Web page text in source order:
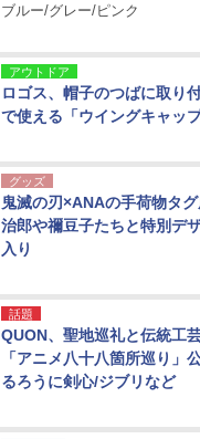
ブルー/グレー/ピンク
アウトドア
ロゴス、帽子のつばに取り
で使える「ウイングキャッ
グッズ
鬼滅の刃×ANAの手荷物タ
治郎や禰豆子たちと特別デ
入り
話題
QUON、聖地巡礼と伝統工
「アニメ八十八箇所巡り」
るろうに剣心/ジブリなど